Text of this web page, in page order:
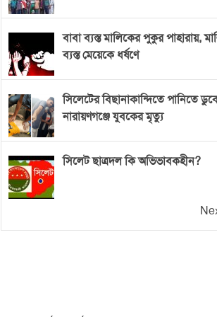
বাবা ব্যস্ত মালিকের পুকুর পাহারায়,
ব্যস্ত মেয়েকে ধর্ষণে
সিলেটের বিছানাকান্দিতে পানিতে
নারায়ণগঞ্জে যুবকের মৃত্যু
সিলেট ছাত্রদল কি অভিভাবকহীন?